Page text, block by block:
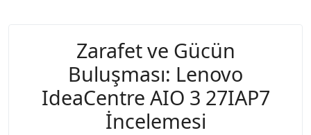
Zarafet ve Gücün
Buluşması: Lenovo
IdeaCentre AIO 3 27IAP7
İncelemesi